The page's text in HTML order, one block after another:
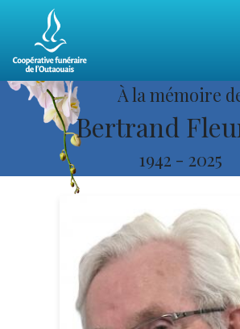
À la mémoire
Bertrand
1942 - 2025